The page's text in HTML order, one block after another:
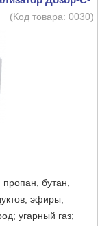
(Код товара: 0030)
бутан,
эфиры;
угарный газ;